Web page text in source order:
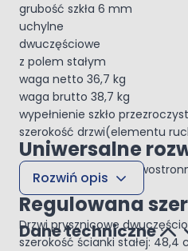
grubość szkła 6 mm
uchylne
dwuczęściowe
z polem stałym
waga netto 36,7 kg
waga brutto 38,7 kg
wypełnienie szkło
szerokość drzwi(elementu
Uniwersalne
Montaż - prawo lub
Rodzaj drzwi: do wnęki
Regulowana
Drzwi prysznicowe
szerokość ścianki stałej: 48,4
Rozwiń opis
Dane techniczne